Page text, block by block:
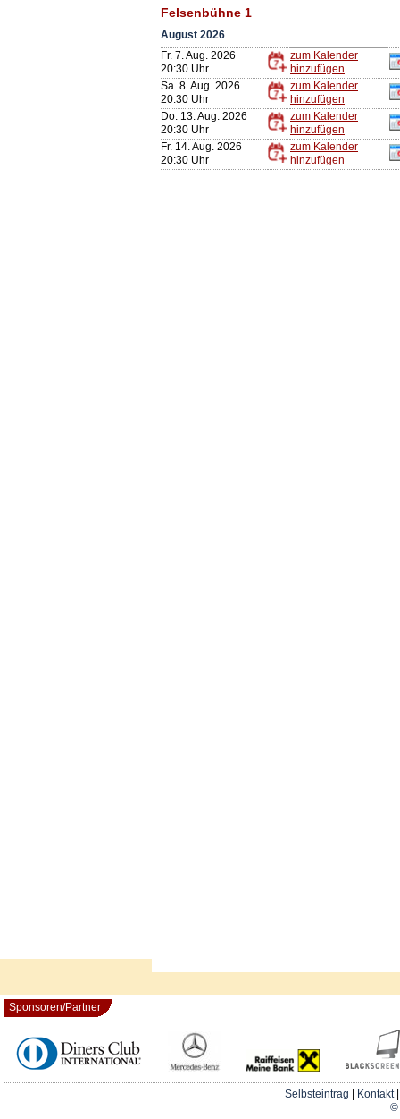
Felsenbühne 1
August 2026
Fr. 7. Aug. 2026
20:30 Uhr
zum Kalender
hinzufügen
Sa. 8. Aug. 2026
20:30 Uhr
zum Kalender
hinzufügen
Do. 13. Aug. 2026
20:30 Uhr
zum Kalender
hinzufügen
Fr. 14. Aug. 2026
20:30 Uhr
zum Kalender
hinzufügen
Sponsoren/Partner
Selbsteintrag Kontakt
©